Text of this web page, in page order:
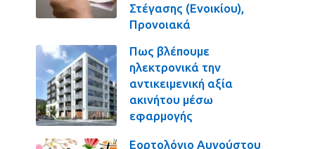
Στέγασης (Ενοικίου),
Προνοιακά
Πως βλέπουμε
ηλεκτρονικά την
αντικειμενική αξία
ακινήτου μέσω
εφαρμογής
Εορτολόγιο Αυγούστου